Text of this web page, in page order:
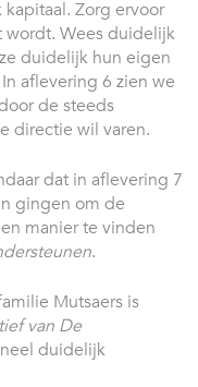
Zorg ervoor
wordt. Wees duidelijk
duidelijk hun eigen
aflevering 6 zien we
de steeds
directie wil varen.
dat in aflevering 7
gingen om de
manier te vinden
.
Mutsaers is
van De
duidelijk